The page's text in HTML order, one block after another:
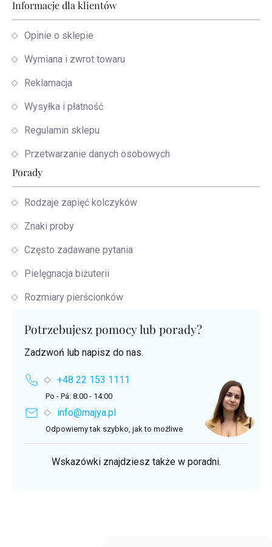
Informacje dla klientów
Opinie o sklepie
Wymiana i zwrot towaru
Reklamacja
Wysyłka i płatność
Regulamin sklepu
Przetwarzanie danych osobowych
Porady
Rodzaje zapięć kolczyków
Znaki proby
Często zadawane pytania
Pielęgnacja biżuterii
Rozmiary pierścionków
Potrzebujesz pomocy lub porady?
Zadzwoń lub napisz do nas.
+48 22 153 1111
Po - Pá: 8:00 - 14:00
info@majya.pl
Odpowiemy tak szybko, jak to możliwe
Wskazówki znajdziesz także w poradni.